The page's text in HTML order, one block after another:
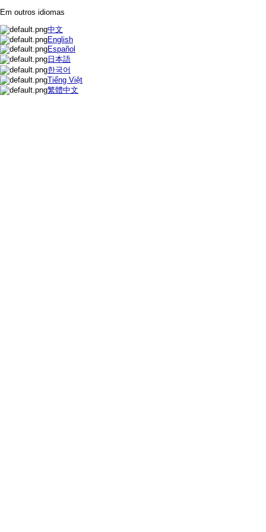
Em outros idiomas
中文
English
Español
日本語
한국어
Tiếng Việt
繁體中文